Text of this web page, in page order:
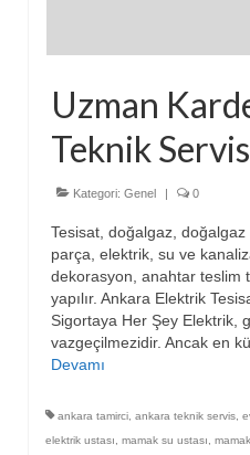
Uzman
Teknik Servis
Kategori: Genel 0
Tesisat, doğalgaz,
parça, elektrik, su ve
dekorasyon, anahtar teslim
yapılır. Ankara Elektrik
Sigortaya Her Şey Elektrik,
vazgeçilmezidir. Ancak en
Devamı
ankara tamirci, ankara teknik servis,
elektrik ustası, mamak su ustası,